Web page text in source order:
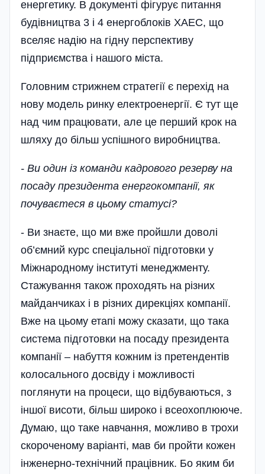
енер­гетику. В документі фігурує питання
будівництва 3 і 4 енергоблоків ХАЕС, що
вселяє надію на гідну перспективу
підприємства і нашого міста.
Головним стри­жнем стратегії є перехід на
нову модель ринку електроенергії. Є тут ще
над чим працювати, але це перший крок на
шляху до більш успішного виробництва.
- Ви один із команди кадрового резерву на
посаду президента енергокомпанії, як
почуваєтеся в цьому статусі?
- Ви знаєте, що ми вже пройшли доволі
об’ємний курс спеціальної підготовки у
Міжнародному інституті менеджменту.
Стажування також проходять на різних
майданчиках і в різних дирекціях компанії.
Вже на цьому етапі можу сказати, що така
система підготовки на посаду президента
компанії – набуття кожним із претендентів
колосального досвіду і можливості
поглянути на процеси, що відбуваються, з
іншої висоти, більш широко і всеохоплююче.
Думаю, що таке навчання, можливо в трохи
скороченому варіанті, мав би пройти кожен
інженерно-технічний працівник. Бо яким би